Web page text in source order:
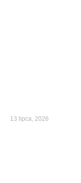
13 lipca, 2026